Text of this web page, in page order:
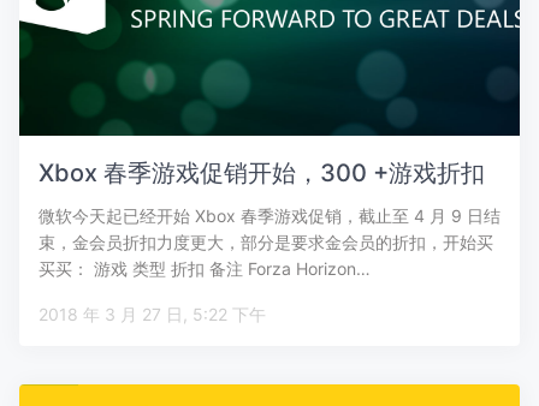
Xbox 春季游戏促销开始，300 +游戏折扣
微软今天起已经开始 Xbox 春季游戏促销，截止至 4 月 9 日结
束，金会员折扣力度更大，部分是要求金会员的折扣，开始买
买买： 游戏 类型 折扣 备注 Forza Horizon…
2018 年 3 月 27 日, 5:22 下午